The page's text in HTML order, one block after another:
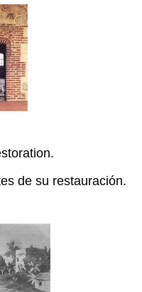
de su restauración.